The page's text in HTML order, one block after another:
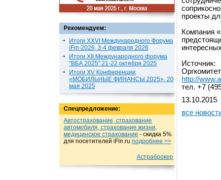
Рекомендуем:
Итоги XXVI Международного Форума
iFin-2026, 3-4 февраля 2026
Итоги XII Международного форума
"ВБА 2025" 21-22 октября 2025
Итоги XV Конференции
«МОБИЛЬНЫЕ ФИНАНСЫ 2025», 20
мая 2025
Спецпредложение:
Автострахование, страхование
автомобиля, страхование жизни,
медицинское страхование - cкидка 5%
для посетителей iFin.ru подробнеe >>
Астраброкер
проекты
Компания
Источник:
http://
тел. +7
13.10.2015
все